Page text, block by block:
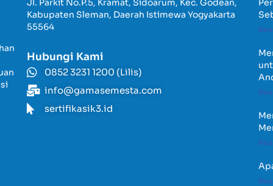
Jl. Parkit No.P.5, Kramat, Sidoarum, Kec. Godean,
Kabupaten Sleman, Daerah Istimewa Yogyakarta
55564
Hubungi Kami
0852 3231 1200 (Lilis)
info@gamasemesta.com
sertifikasik3.id